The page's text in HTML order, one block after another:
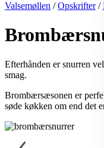
Valsemøllen /Opskrifter/
Efterhånden er snurren
smag.
Brombærsæsonen er
søde køkken om end det